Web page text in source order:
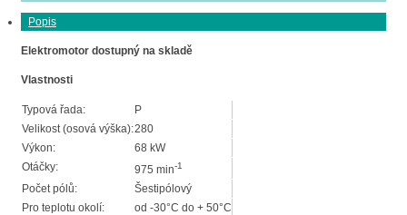
Popis
Elektromotor dostupný na skladě
Vlastnosti
Typová řada:
P
Velikost (osová výška):280
Výkon:
68 kW
Otáčky:
975 min-1
Počet pólů:
Šestipólový
Pro teplotu okolí:
od -30°C do + 50°C